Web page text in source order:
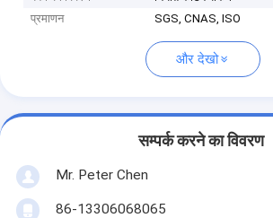
प्रमाणन
SGS, CNAS, ISO
और देखो
सम्पर्क करने का विवरण
Mr. Peter Chen
86-13306068065